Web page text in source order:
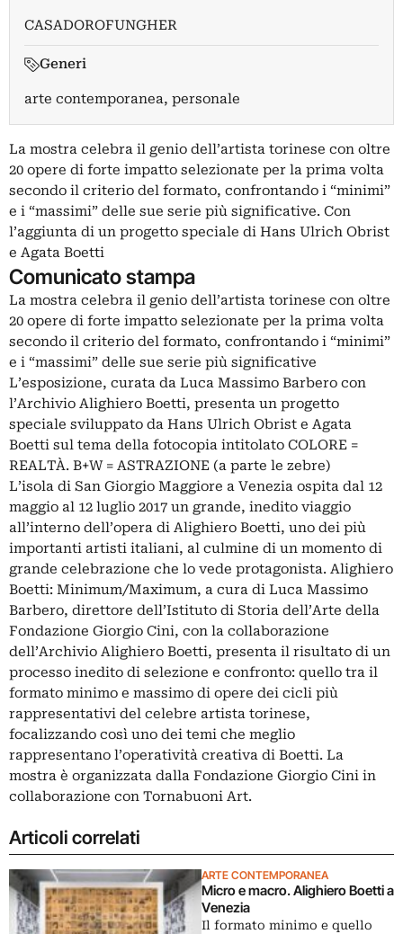
CASADOROFUNGHER
Generi
arte contemporanea, personale
La mostra celebra il genio dell’artista torinese con oltre
20 opere di forte impatto selezionate per la prima volta
secondo il criterio del formato, confrontando i “minimi”
e i “massimi” delle sue serie più significative. Con
l’aggiunta di un progetto speciale di Hans Ulrich Obrist
e Agata Boetti
Comunicato stampa
La mostra celebra il genio dell’artista torinese con oltre
20 opere di forte impatto selezionate per la prima volta
secondo il criterio del formato, confrontando i “minimi”
e i “massimi” delle sue serie più significative
L’esposizione, curata da Luca Massimo Barbero con
l’Archivio Alighiero Boetti, presenta un progetto
speciale sviluppato da Hans Ulrich Obrist e Agata
Boetti sul tema della fotocopia intitolato COLORE =
REALTÀ. B+W = ASTRAZIONE (a parte le zebre)
L’isola di San Giorgio Maggiore a Venezia ospita dal 12
maggio al 12 luglio 2017 un grande, inedito viaggio
all’interno dell’opera di Alighiero Boetti, uno dei più
importanti artisti italiani, al culmine di un momento di
grande celebrazione che lo vede protagonista. Alighiero
Boetti: Minimum/Maximum, a cura di Luca Massimo
Barbero, direttore dell’Istituto di Storia dell’Arte della
Fondazione Giorgio Cini, con la collaborazione
dell’Archivio Alighiero Boetti, presenta il risultato di un
processo inedito di selezione e confronto: quello tra il
formato minimo e massimo di opere dei cicli più
rappresentativi del celebre artista torinese,
focalizzando così uno dei temi che meglio
rappresentano l’operatività creativa di Boetti. La
mostra è organizzata dalla Fondazione Giorgio Cini in
collaborazione con Tornabuoni Art.
Articoli correlati
ARTE CONTEMPORANEA
Micro e macro. Alighiero Boetti a
Venezia
Il formato minimo e quello